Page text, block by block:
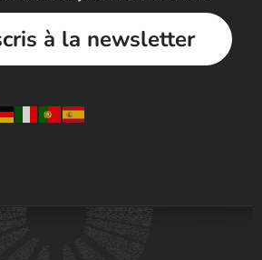
à la newsletter